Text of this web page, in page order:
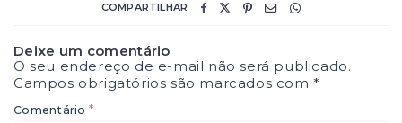
COMPARTILHAR
Deixe um comentário
O seu endereço de e-mail não será publicado.
Campos obrigatórios são marcados com*
Comentário *